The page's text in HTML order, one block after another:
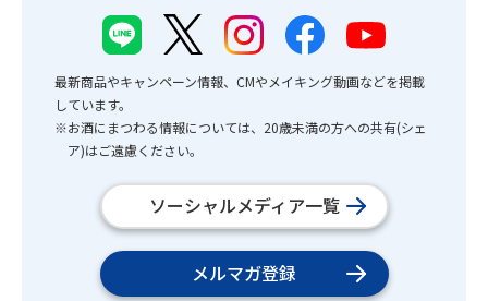
最新商品やキャンペーン情報、CMやメイキング動画などを掲載
しています。
※お酒にまつわる情報については、20歳未満の方への共有(シェ
ア)はご遠慮ください。
ソーシャルメディア一覧
メルマガ登録